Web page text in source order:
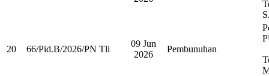
20 66/Pid.B/2026/PN Tli
09 Jun
2026
Pembunuhan